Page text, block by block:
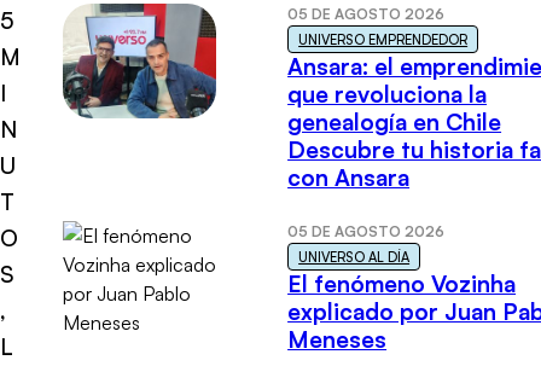
5
M
I
N
U
T
O
S
,
L
05 DE AGOSTO 2026
UNIVERSO EMPRENDEDOR
Ansara: el
que revoluciona la
genealogía en Chile
Descubre tu historia
con Ansara
05 DE AGOSTO 2026
UNIVERSO AL DÍA
El fenómeno Vozinha
explicado por Juan
Meneses